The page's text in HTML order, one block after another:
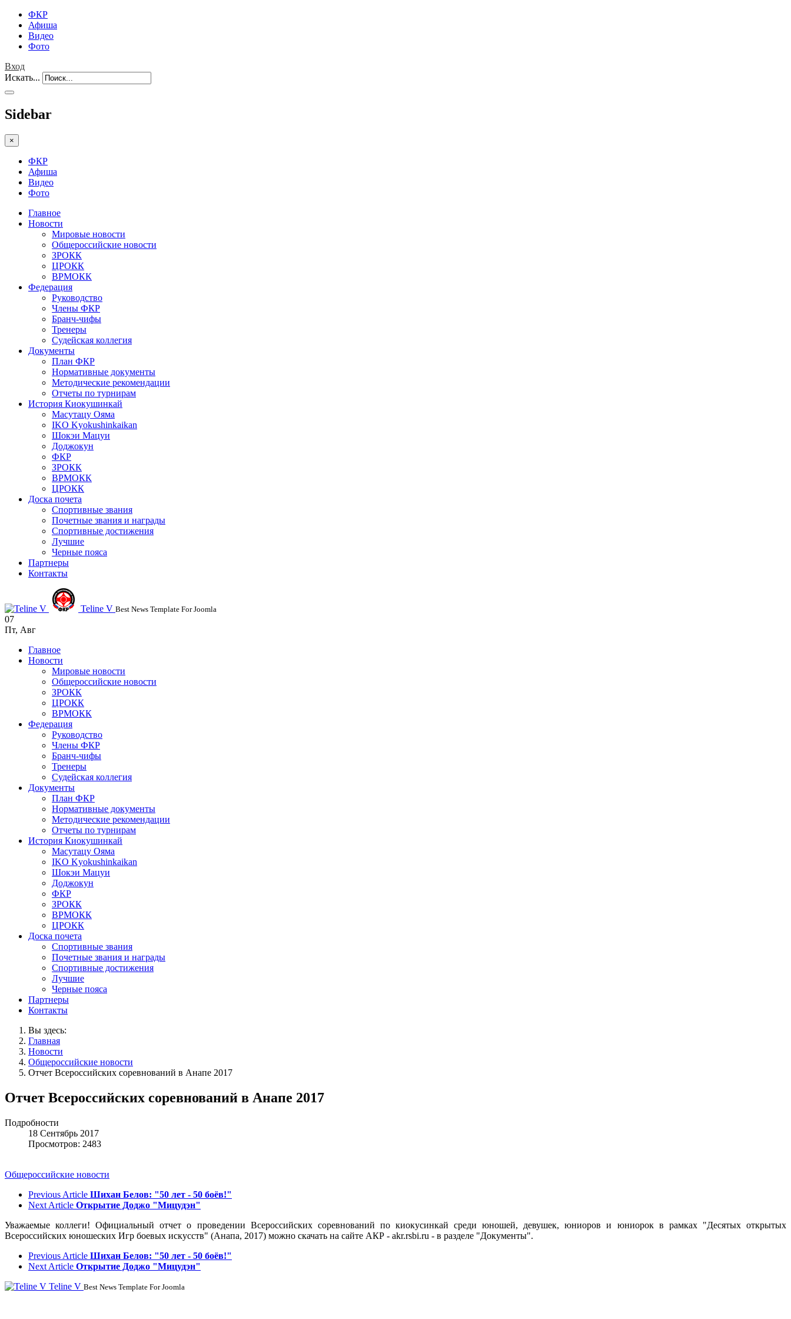
ФКР
Афиша
Видео
Фото
Вход
Искать...
Sidebar
×
ФКР
Афиша
Видео
Фото
Главное
Новости
Мировые новости
Общероссийские новости
ЗРОКК
ЦРОКК
ВРМОКК
Федерация
Руководство
Члены ФКР
Бранч-чифы
Тренеры
Судейская коллегия
Документы
План ФКР
Нормативные документы
Методические рекомендации
Отчеты по турнирам
История Киокушинкай
Масутацу Ояма
IKO Kyokushinkaikan
Шокэи Мацуи
Доджокун
ФКР
ЗРОКК
ВРМОКК
ЦРОКК
Доска почета
Спортивные звания
Почетные звания и награды
Спортивные достижения
Лучшие
Черные пояса
Партнеры
Контакты
Teline V Best News Template For Joomla
07
Пт, Авг
Главное
Новости
Мировые новости
Общероссийские новости
ЗРОКК
ЦРОКК
ВРМОКК
Федерация
Руководство
Члены ФКР
Бранч-чифы
Тренеры
Судейская коллегия
Документы
План ФКР
Нормативные документы
Методические рекомендации
Отчеты по турнирам
История Киокушинкай
Масутацу Ояма
IKO Kyokushinkaikan
Шокэи Мацуи
Доджокун
ФКР
ЗРОКК
ВРМОКК
ЦРОКК
Доска почета
Спортивные звания
Почетные звания и награды
Спортивные достижения
Лучшие
Черные пояса
Партнеры
Контакты
Вы здесь:
Главная
Новости
Общероссийские новости
Отчет Всероссийских соревнований в Анапе 2017
Отчет Всероссийских соревнований в Анапе 2017
Подробности
18 Сентябрь 2017
Просмотров: 2483
Общероссийские новости
Previous Article Шихан Белов: "50 лет - 50 боёв!"
Next Article Открытие Доджо "Мицудэн"
Уважаемые коллеги! Официальный отчет о проведении Всероссийских соревнований по киокусинкай среди юношей, девушек, юниоров и юниорок в рамках "Десятых открытых
Всероссийских юношеских Игр боевых искусств" (Анапа, 2017) можно скачать на сайте АКР - akr.rsbi.ru - в разделе "Документы".
Previous Article Шихан Белов: "50 лет - 50 боёв!"
Next Article Открытие Доджо "Мицудэн"
Teline V Best News Template For Joomla